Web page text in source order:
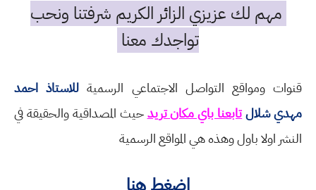
مهم لك عزيزي الزائر الكريم شرفتنا ونحب
تواجدك معنا
قنوات ومواقع التواصل الاجتماعي الرسمية للاستاذ احمد
مهدي شلالتابعنا باي مكان تريدحيث المصداقية والحقيقة في
النشر اولا باول وهذه هي المواقع الرسمية